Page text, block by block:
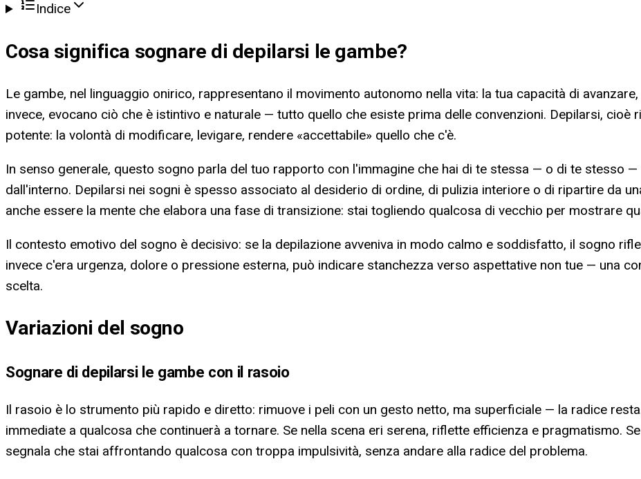
Indice
Cosa significa sognare di depilarsi le gambe?
Le gambe, nel linguaggio onirico, rappresentano il movimento autonomo nella vita: la tua capacità di
invece, evocano ciò che è istintivo e naturale — tutto quello che esiste prima delle convenzioni. Depilarsi, cioè
potente: la volontà di modificare, levigare, rendere «accettabile» quello che c'è.
In senso generale, questo sogno parla del tuo rapporto con l'immagine che hai di te stessa — o di te stesso
dall'interno. Depilarsi nei sogni è spesso associato al desiderio di ordine, di pulizia interiore o di ripartire da
anche essere la mente che elabora una fase di transizione: stai togliendo qualcosa di vecchio per mostrare
Il contesto emotivo del sogno è decisivo: se la depilazione avveniva in modo calmo e soddisfatto, il sogno
invece c'era urgenza, dolore o pressione esterna, può indicare stanchezza verso aspettative non tue — una
scelta.
Variazioni del sogno
Sognare di depilarsi le gambe con il rasoio
Il rasoio è lo strumento più rapido e diretto: rimuove i peli con un gesto netto, ma superficiale — la radice
immediate a qualcosa che continuerà a tornare. Se nella scena eri serena, riflette efficienza e pragmatismo.
segnala che stai affrontando qualcosa con troppa impulsività, senza andare alla radice del problema.